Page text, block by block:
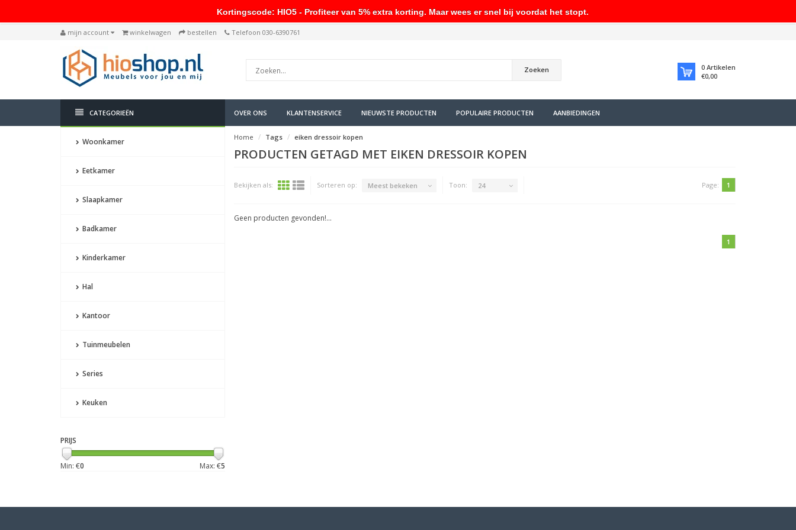
mijn account winkelwagen bestellen Telefoon 030-6390761
Zoeken 0 Artikelen
€0,00
CATEGORIEËN OVER ONS KLANTENSERVICE NIEUWSTE PRODUCTEN POPULAIRE PRODUCTEN AANBIEDINGEN
Woonkamer
Eetkamer
Slaapkamer
Badkamer
Kinderkamer
Hal
Kantoor
Tuinmeubelen
Series
Keuken
PRIJS
Min: €0 Max: €5
Home Tags eiken dressoir kopen
PRODUCTEN GETAGD MET EIKEN DRESSOIR KOPEN
Bekijken als: Sorteren op: Meest bekeken Toon: 24 Page: 1
Geen producten gevonden!...
1
Kortingscode: HIO5 - Profiteer van 5% extra korting. Maar wees er snel bij voordat het stopt.